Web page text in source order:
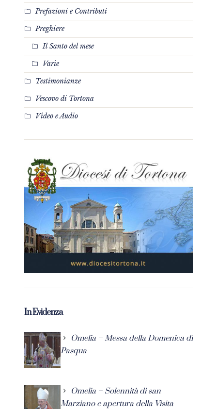
Prefazioni e Contributi
Preghiere
Il Santo del mese
Varie
Testimonianze
Vescovo di Tortona
Video e Audio
In Evidenza
Omelia – Messa della Domenica di
Pasqua
Omelia – Solennità di san
Marziano e apertura della Visita